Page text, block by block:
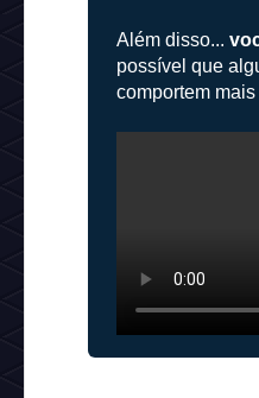
Além disso...
possível que
comportem